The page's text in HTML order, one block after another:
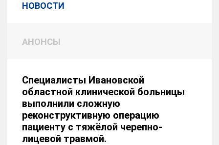
НОВОСТИ
АНОНСЫ
Специалисты Ивановской
областной клинической больницы
выполнили сложную
реконструктивную операцию
пациенту с тяжёлой черепно-
лицевой травмой.